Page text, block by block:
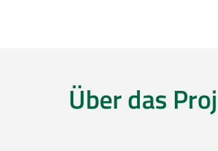
Über das